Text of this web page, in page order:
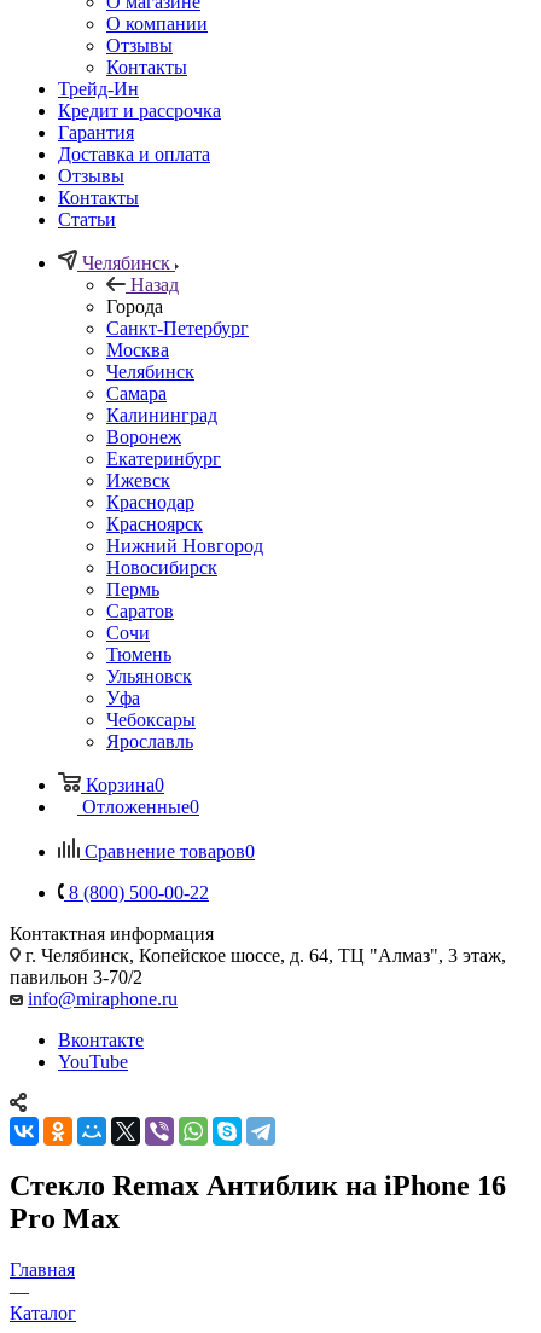
О компании
Отзывы
Контакты
Трейд-Ин
Кредит и рассрочка
Гарантия
Доставка и оплата
Отзывы
Контакты
Статьи
Челябинск
Назад
Города
Санкт-Петербург
Москва
Челябинск
Самара
Калининград
Воронеж
Екатеринбург
Ижевск
Краснодар
Красноярск
Нижний Новгород
Новосибирск
Пермь
Саратов
Сочи
Тюмень
Ульяновск
Уфа
Чебоксары
Ярославль
Корзина0
Отложенные0
Сравнение товаров0
8 (800) 500-00-22
Контактная информация
г. Челябинск, Копейское шоссе, д. 64, ТЦ "Алмаз", 3 этаж,
павильон 3-70/2
info@miraphone.ru
Вконтакте
YouTube
Стекло Remax Антиблик на iPhone 16
Pro Max
Главная
—
Каталог